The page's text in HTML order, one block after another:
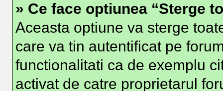
» Ce face optiunea “Sterge
Aceasta optiune va sterge
care va tin autentificat pe
functionalitati ca de exemplu
activat de catre proprietarul